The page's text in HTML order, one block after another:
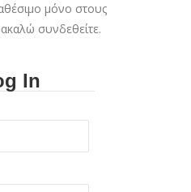
μόνο στους
συνδεθείτε.
In